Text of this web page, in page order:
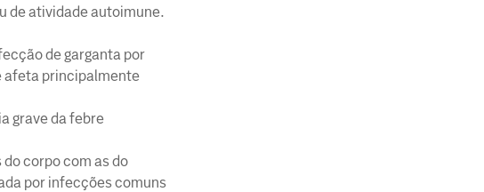
de atividade autoimune.
de garganta por
afeta principalmente
grave da febre
corpo com as do
por infecções comuns